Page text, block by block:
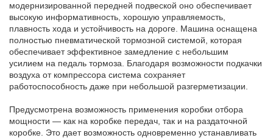
модернизированной передней подвеской оно обеспечивает
высокую информативность, хорошую управляемость,
плавность хода и устойчивость на дороге. Машина оснащена
полностью пневматической тормозной системой, которая
обеспечивает эффективное замедление с небольшим
усилием на педаль тормоза. Благодаря возможности подкачки
воздуха от компрессора система сохраняет
работоспособность даже при небольшой разгерметизации.
Предусмотрена возможность применения коробки отбора
мощности — как на коробке передач, так и на раздаточной
коробке. Это дает возможность одновременно устанавливать